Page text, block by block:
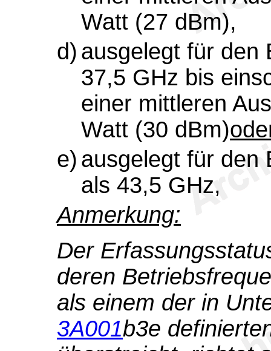
Watt (27 dBm),
d) ausgelegt für den
37,5 GHz bis
einer mittleren
Watt (30 dBm)
e) ausgelegt für den
als 43,5 GHz,
Anmerkung:
Der
deren
als einem der in
3A001b3e